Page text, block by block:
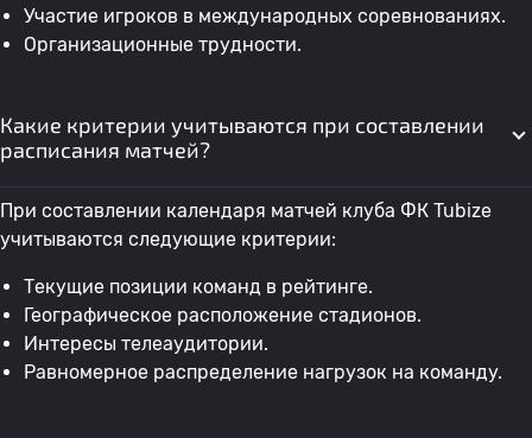
Участие игроков в международных соревнованиях.
Организационные трудности.
Какие критерии учитываются при составлении
расписания матчей?
При составлении календаря матчей клуба ФК Tubize
учитываются следующие критерии:
Текущие позиции команд в рейтинге.
Географическое расположение стадионов.
Интересы телеаудитории.
Равномерное распределение нагрузок на команду.